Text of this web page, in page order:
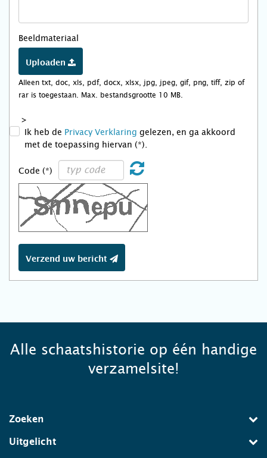
Beeldmateriaal
Uploaden
Alleen txt, doc, xls, pdf, docx, xlsx, jpg, jpeg, gif, png, tiff, zip of
rar is toegestaan. Max. bestandsgrootte 10 MB.
>
Ik heb de Privacy Verklaring gelezen, en ga akkoord
met de toepassing hiervan (*).
Code (*)
Verzend uw bericht
Alle schaatshistorie op één handige
verzamelsite!
Zoeken
Uitgelicht